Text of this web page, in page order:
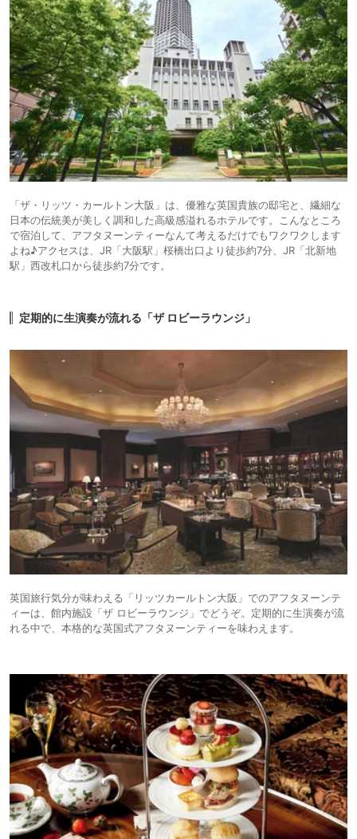
「ザ・リッツ・カールトン大阪」は、優雅な英国貴族の邸宅と、繊細な
日本の伝統美が美しく調和した高級感溢れるホテルです。こんなところ
で宿泊して、アフタヌーンティーなんて考えるだけでもワクワクします
よね♪アクセスは、JR「大阪駅」桜橋出口より徒歩約7分、JR「北新地
駅」西改札口から徒歩約7分です。
定期的に生演奏が流れる「ザ ロビーラウンジ」
英国旅行気分が味わえる「リッツカールトン大阪」でのアフタヌーンテ
ィーは、館内施設「ザ ロビーラウンジ」でどうぞ。定期的に生演奏が流
れる中で、本格的な英国式アフタヌーンティーを味わえます。